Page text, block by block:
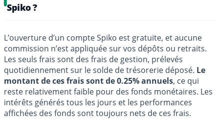
Spiko ?
L’ouverture d’un compte Spiko est gratuite, et aucune
commission n’est appliquée sur vos dépôts ou retraits.
Les seuls frais sont des frais de gestion, prélevés
quotidiennement sur le solde de trésorerie déposé. Le
montant de ces frais sont de 0.25% annuels, ce qui
reste relativement faible pour des fonds monétaires. Les
intérêts générés tous les jours et les performances
affichées des fonds sont toujours nets de ces frais.